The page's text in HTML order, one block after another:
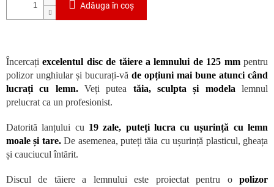
Adăuga în coş
Încercați excelentul disc de tăiere a lemnului de 125 mmpentru
polizor unghiular și bucurați-vă de opțiuni mai bune atunci când
lucrați cu lemn.Veți putea tăia, sculpta și modela lemnul
prelucrat ca un profesionist.
Datorită lanțului cu 19 zale, puteți lucra cu ușurință cu lemn
moale și tare.De asemenea, puteți tăia cu ușurință plasticul, gheața
și cauciucul întărit.
Discul de tăiere a lemnului este proiectat pentru o polizor